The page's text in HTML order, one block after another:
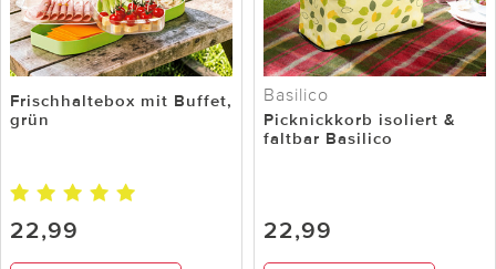
Frischhaltebox mit Buffet,
grün
22,99
Basilico
Picknickkorb isoliert &
faltbar Basilico
22,99